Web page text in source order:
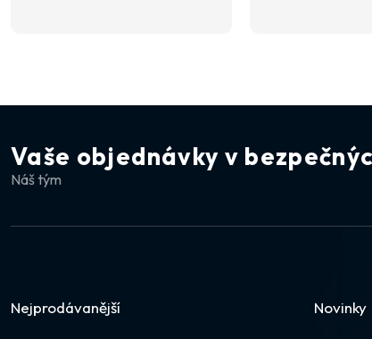
Vaše objednávky v
Náš tým
Nejprodávanější Novinky